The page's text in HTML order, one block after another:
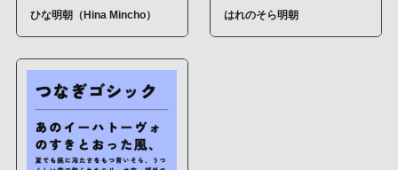
ひな明朝（Hina Mincho） はれのそら明朝